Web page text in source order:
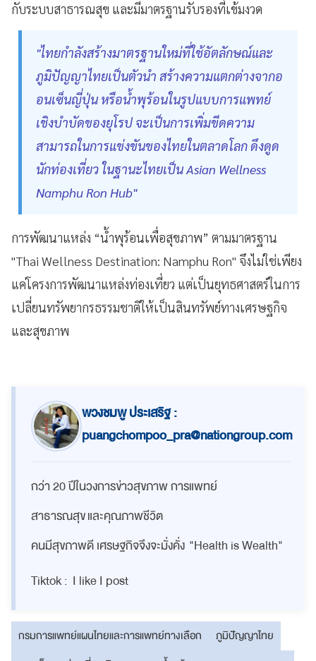
กับระบบสาธารณสุข และมีมาตรฐานรับรองที่เข้มงวด
"ไทยกำลังสร้างมาตรฐานใหม่ที่ใช้อัตลักษณ์และ
ภูมิปัญญาไทยเป็นตัวนำ สร้างความแตกต่างจากอ
อนเซ็นญี่ปุ่น หรือน้ำพุร้อนในรูปแบบการแพทย์
เชิงบำบัดของยุโรป จะเป็นการเพิ่มขีดความ
สามารถในการแข่งขันของไทยในตลาดโลก ดึงดูด
นักท่องเที่ยว ในฐานะไทยเป็น Asian Wellness
Namphu Ron Hub"
การพัฒนาแหล่ง “น้ำพุร้อนเพื่อสุขภาพ” ตามมาตรฐาน
"Thai Wellness Destination: Namphu Ron" จึงไม่ใช่เพียง
แค่โครงการพัฒนาแหล่งท่องเที่ยว แต่เป็นยุทธศาสตร์ในการ
เปลี่ยนทรัพยากรธรรมชาติให้เป็นสินทรัพย์ทางเศรษฐกิจ
และสุขภาพ
พวงชมพู ประเสริฐ :
puangchompoo_pra@nationgroup.com
กว่า 20 ปีในวงการข่าวสุขภาพ การแพทย์
สาธารณสุข และคุณภาพชีวิต
คนมีสุขภาพดี เศรษฐกิจจึงจะมั่งคั่ง "Health is Wealth"
Tiktok : I like I post
กรมการแพทย์แผนไทยและการแพทย์ทางเลือก
ภูมิปัญญาไทย